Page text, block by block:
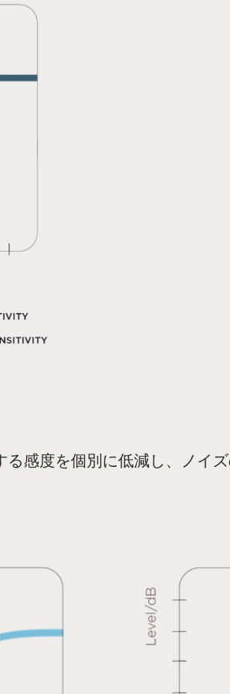
感度を個別に低減し、ノイ